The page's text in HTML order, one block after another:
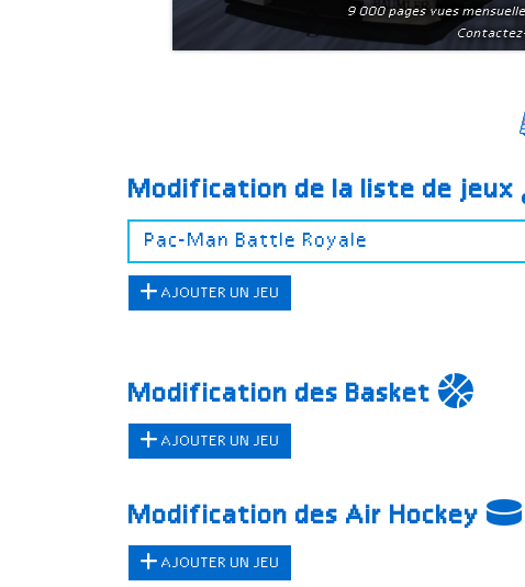
9 000 pages vues
Modification de la liste de jeux
AJOUTER UN JEU
Modification des Basket
AJOUTER UN JEU
Modification des Air Hockey
AJOUTER UN JEU